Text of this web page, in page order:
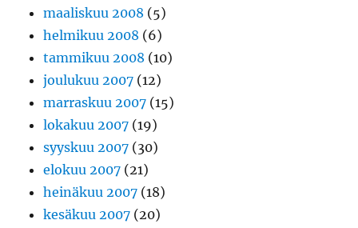
maaliskuu 2008 (5)
helmikuu 2008 (6)
tammikuu 2008 (10)
joulukuu 2007 (12)
marraskuu 2007 (15)
lokakuu 2007 (19)
syyskuu 2007 (30)
elokuu 2007 (21)
heinäkuu 2007 (18)
kesäkuu 2007 (20)